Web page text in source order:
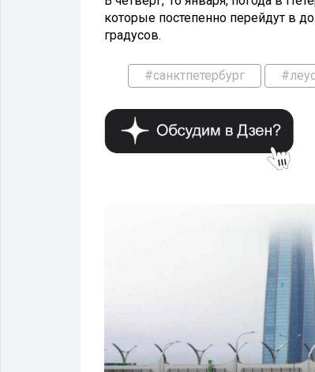
которые постепенно перейдут в
градусов.
#санктпетербург